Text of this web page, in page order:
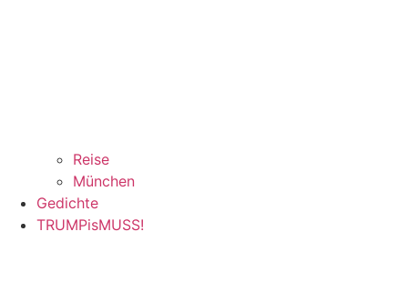
Reise
München
Gedichte
TRUMPisMUSS!